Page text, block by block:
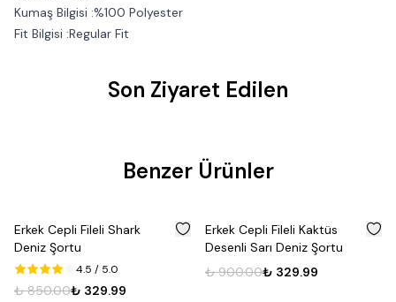
Kumaş Bilgisi :%100 Polyester
Fit Bilgisi :Regular Fit
Son Ziyaret Edilen
Benzer Ürünler
61
Erkek Cepli Fileli Shark
Deniz Şortu
4.5 / 5.0
₺ 850.00₺ 329.99
63
Erkek Cepli Fileli Kaktüs
Desenli Sarı Deniz Şortu
₺ 900.00₺ 329.99